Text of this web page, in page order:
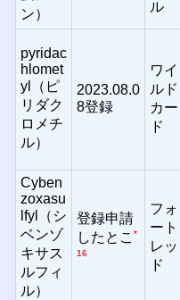
ン）
ル
pyridac
hlomet
yl（ピ
リダク
ロメチ
ル）
2023.08.0
8登録
ワイ
ルド
カー
ド
Cyben
zoxasu
lfyl（シ
ベンゾ
キサス
ルフィ
ル）
登録申請
したとこ*
16
フォ
ート
レッ
ド